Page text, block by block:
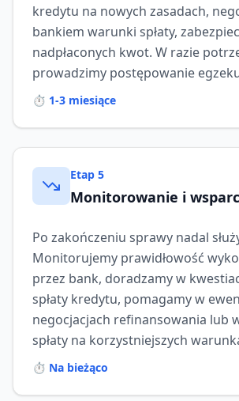
kredytu na nowych zasadach,
bankiem warunki spłaty,
nadpłaconych kwot. W razie
prowadzimy postępowanie
⏱️ 1-3 miesiące
Etap 5
Monitorowanie i
Po zakończeniu sprawy nadal
Monitorujemy prawidłowość
przez bank, doradzamy w
spłaty kredytu, pomagamy w
negocjacjach refinansowania lub
spłaty na korzystniejszych
⏱️ Na bieżąco